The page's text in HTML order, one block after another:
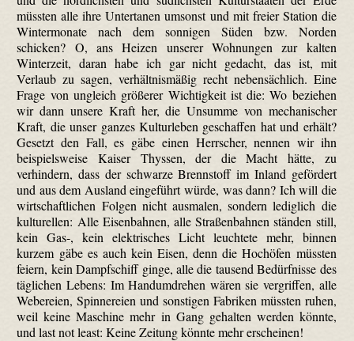
müssten alle ihre Untertanen umsonst und mit freier Station die
Wintermonate nach dem sonnigen Süden bzw. Norden
schicken? O, ans Heizen unserer Wohnungen zur kalten
Winterzeit, daran habe ich gar nicht gedacht, das ist, mit
Verlaub zu sagen, verhältnismäßig recht nebensächlich. Eine
Frage von ungleich größerer Wichtigkeit ist die: Wo beziehen
wir dann unsere Kraft her, die Unsumme von mechanischer
Kraft, die unser ganzes Kulturleben geschaffen hat und erhält?
Gesetzt den Fall, es gäbe einen Herrscher, nennen wir ihn
beispielsweise Kaiser Thyssen, der die Macht hätte, zu
verhindern, dass der schwarze Brennstoff im Inland gefördert
und aus dem Ausland eingeführt würde, was dann? Ich will die
wirtschaftlichen Folgen nicht ausmalen, sondern lediglich die
kulturellen: Alle Eisenbahnen, alle Straßenbahnen ständen still,
kein Gas-, kein elektrisches Licht leuchtete mehr, binnen
kurzem gäbe es auch kein Eisen, denn die Hochöfen müssten
feiern, kein Dampfschiff ginge, alle die tausend Bedürfnisse des
täglichen Lebens: Im Handumdrehen wären sie vergriffen, alle
Webereien, Spinnereien und sonstigen Fabriken müssten ruhen,
weil keine Maschine mehr in Gang gehalten werden könnte,
und last not least: Keine Zeitung könnte mehr erscheinen!